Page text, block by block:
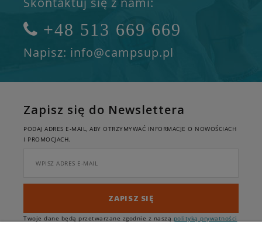
+48 513 669 669
Napisz: info@campsup.pl
Zapisz się do Newslettera
PODAJ ADRES E-MAIL, ABY OTRZYMYWAĆ INFORMACJE O NOWOŚCIACH
I PROMOCJACH.
ZAPISZ SIĘ
Twoje dane będą przetwarzane zgodnie z naszą polityką prywatności